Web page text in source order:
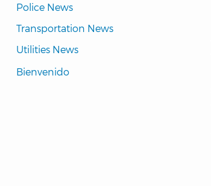
Police News
Transportation News
Utilities News
Translated
Bienvenido